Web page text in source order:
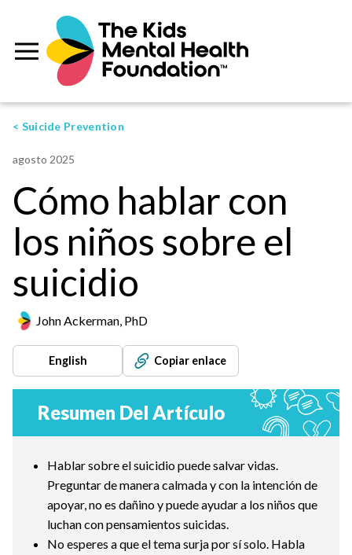
< Suicide Prevention
agosto 2025
Cómo hablar con
los niños sobre el
suicidio
John Ackerman, PhD
English Copiar enlace
Resumen Del Artículo
Hablar sobre el suicidio puede salvar vidas.
Preguntar de manera calmada y con la intención de
apoyar, no es dañino y puede ayudar a los niños que
luchan con pensamientos suicidas.
No esperes a que el tema surja por sí solo. Habla